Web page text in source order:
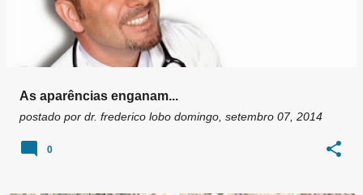
As aparências enganam...
postado por dr. frederico lobo domingo, setembro 07, 2014
0